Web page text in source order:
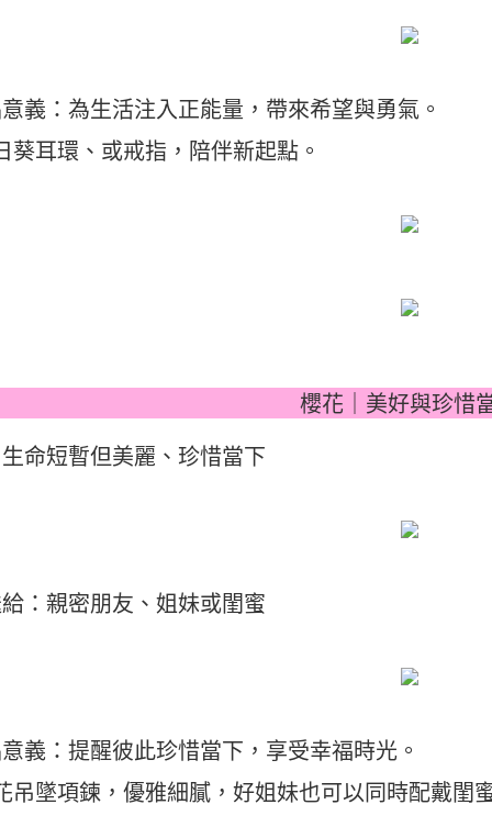
義：為生活注入正能量，帶來希望與勇氣。
葵耳環、或戒指，陪伴新起點。
櫻花｜美好與珍惜
命短暫但美麗、珍惜當下
：親密朋友、姐妹或閨蜜
義：提醒彼此珍惜當下，享受幸福時光。
吊墜項鍊，優雅細膩，好姐妹也可以同時配戴閨